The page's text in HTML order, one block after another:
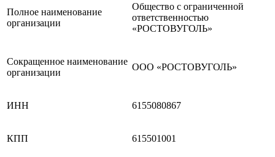
Полное наименование
организации
Общество с ограниченной
ответственностью
«РОСТОВУГОЛЬ»
Сокращенное наименование
организации
ООО «РОСТОВУГОЛЬ»
ИНН 6155080867
КПП 615501001